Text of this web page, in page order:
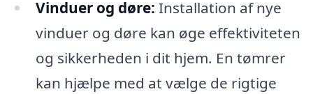
Vinduer og døre: Installation af nye
vinduer og døre kan øge effektiviteten
og sikkerheden i dit hjem. En tømrer
kan hjælpe med at vælge de rigtige